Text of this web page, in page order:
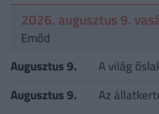
2026. augusztus 9.
Emőd
Augusztus 9.
A világ
Augusztus 9.
Az